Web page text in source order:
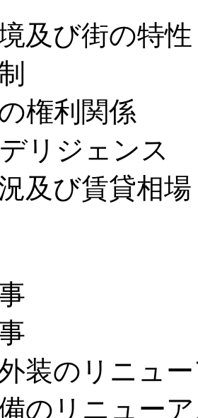
及び街の特性
権利関係
リジェンス
及び賃貸相場
装のリニュ
のリニュー